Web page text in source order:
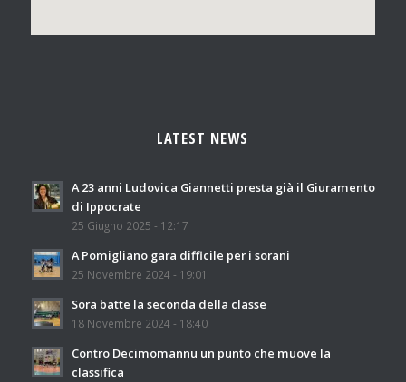
LATEST NEWS
A 23 anni Ludovica Giannetti presta già il Giuramento
di Ippocrate
25 Giugno 2025 - 12:17
A Pomigliano gara difficile per i sorani
25 Novembre 2024 - 19:01
Sora batte la seconda della classe
18 Novembre 2024 - 18:40
Contro Decimomannu un punto che muove la
classifica